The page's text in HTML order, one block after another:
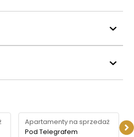
Apartamenty na sprzedaż
Pod Telegrafem